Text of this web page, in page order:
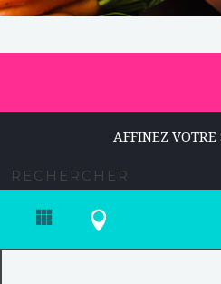
AFFINEZ VOTRE